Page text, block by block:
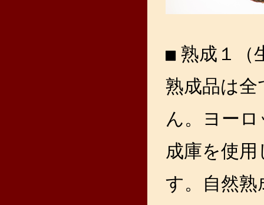
熟成１（
熟成品は全
ん。ヨー
成庫を使
す。自然